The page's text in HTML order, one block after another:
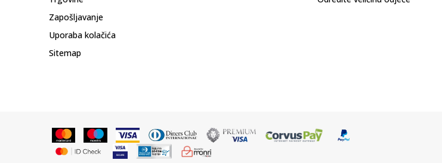
Zapošljavanje
Uporaba kolačića
Sitemap